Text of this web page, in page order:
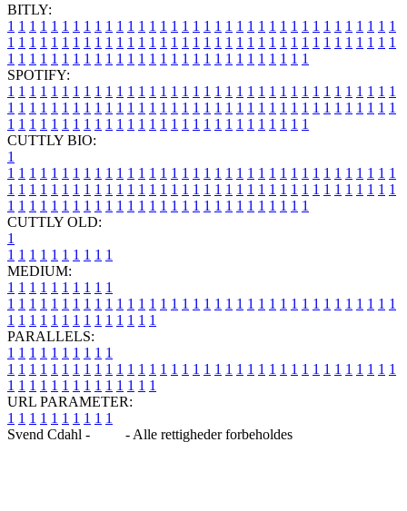
BITLY:
1 1 1 1 1 1 1 1 1 1 1 1 1 1 1 1 1 1 1 1 1 1 1 1 1 1 1 1 1 1 1 1 1 1 1 1
1 1 1 1 1 1 1 1 1 1 1 1 1 1 1 1 1 1 1 1 1 1 1 1 1 1 1 1 1 1 1 1 1 1 1 1
1 1 1 1 1 1 1 1 1 1 1 1 1 1 1 1 1 1 1 1 1 1 1 1 1 1 1 1
SPOTIFY:
1 1 1 1 1 1 1 1 1 1 1 1 1 1 1 1 1 1 1 1 1 1 1 1 1 1 1 1 1 1 1 1 1 1 1 1
1 1 1 1 1 1 1 1 1 1 1 1 1 1 1 1 1 1 1 1 1 1 1 1 1 1 1 1 1 1 1 1 1 1 1 1
1 1 1 1 1 1 1 1 1 1 1 1 1 1 1 1 1 1 1 1 1 1 1 1 1 1 1 1
CUTTLY BIO:
1
1 1 1 1 1 1 1 1 1 1 1 1 1 1 1 1 1 1 1 1 1 1 1 1 1 1 1 1 1 1 1 1 1 1 1 1
1 1 1 1 1 1 1 1 1 1 1 1 1 1 1 1 1 1 1 1 1 1 1 1 1 1 1 1 1 1 1 1 1 1 1 1
1 1 1 1 1 1 1 1 1 1 1 1 1 1 1 1 1 1 1 1 1 1 1 1 1 1 1 1
CUTTLY OLD:
1
1 1 1 1 1 1 1 1 1 1
MEDIUM:
1 1 1 1 1 1 1 1 1 1
1 1 1 1 1 1 1 1 1 1 1 1 1 1 1 1 1 1 1 1 1 1 1 1 1 1 1 1 1 1 1 1 1 1 1 1
1 1 1 1 1 1 1 1 1 1 1 1 1 1
PARALLELS:
1 1 1 1 1 1 1 1 1 1
1 1 1 1 1 1 1 1 1 1 1 1 1 1 1 1 1 1 1 1 1 1 1 1 1 1 1 1 1 1 1 1 1 1 1 1
1 1 1 1 1 1 1 1 1 1 1 1 1 1
URL PARAMETER:
1 1 1 1 1 1 1 1 1 1
Svend Cdahl -
- Alle rettigheder forbeholdes